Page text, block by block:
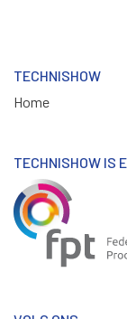
TECHNISHOW
Home
TECHNISHOW IS